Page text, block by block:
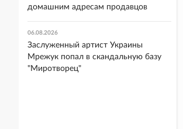
домашним адресам продавцов
06.08.2026
Заслуженный артист Украины
Мрежук попал в скандальную базу
"Миротворец"